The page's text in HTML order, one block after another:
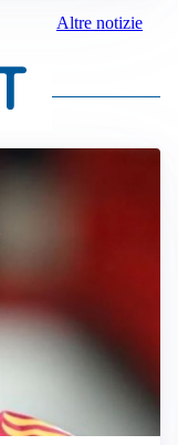
Altre notizie